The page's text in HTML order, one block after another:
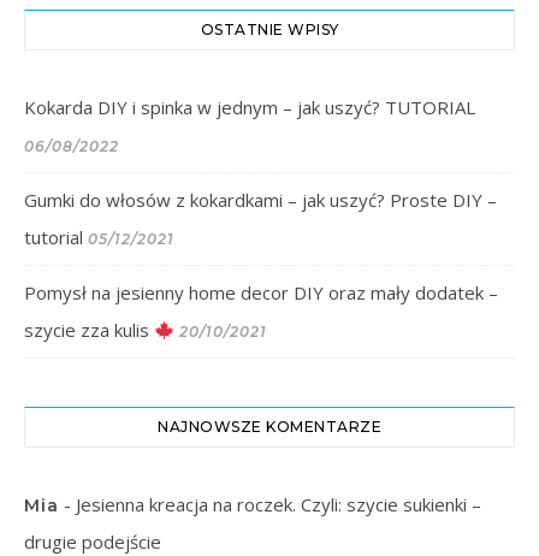
OSTATNIE WPISY
Kokarda DIY i spinka w jednym – jak uszyć? TUTORIAL
06/08/2022
Gumki do włosów z kokardkami – jak uszyć? Proste DIY –
tutorial 05/12/2021
Pomysł na jesienny home decor DIY oraz mały dodatek –
szycie zza kulis
20/10/2021
NAJNOWSZE KOMENTARZE
Mia - Jesienna kreacja na roczek. Czyli: szycie sukienki –
drugie podejście